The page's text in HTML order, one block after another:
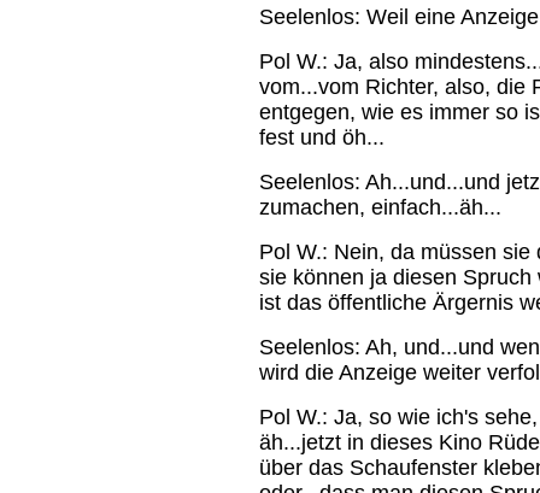
Seelenlos: Weil eine
Pol W.: Ja, also
vom...vom Richter, also, die
entgegen, wie es immer so
fest und öh...
Seelenlos: Ah...und...und
zumachen, einfach...äh...
Pol W.: Nein, da müssen
sie können ja diesen
ist das öffentliche Ärgernis
Seelenlos: Ah, und...und
wird die Anzeige weiter
Pol W.: Ja, so wie ich's
äh...jetzt in dieses Kino
über das Schaufenster